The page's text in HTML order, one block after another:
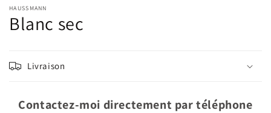
dans
une
fenêtre
HAUSSMANN
Blanc sec
Livraison
Contactez-moi directement par téléphone